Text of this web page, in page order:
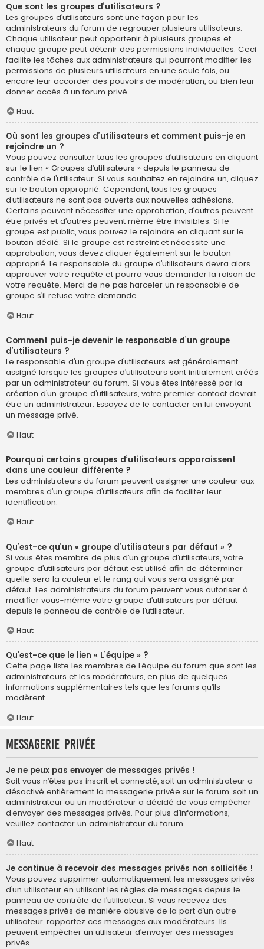
Que sont les groupes d’utilisateurs ?
Les groupes d’utilisateurs sont une façon pour les
administrateurs du forum de regrouper plusieurs utilisateurs.
Chaque utilisateur peut appartenir à plusieurs groupes et
chaque groupe peut détenir des permissions individuelles. Ceci
facilite les tâches aux administrateurs qui pourront modifier les
permissions de plusieurs utilisateurs en une seule fois, ou
encore leur accorder des pouvoirs de modération, ou bien leur
donner accès à un forum privé.
Haut
Où sont les groupes d’utilisateurs et comment puis-je en
rejoindre un ?
Vous pouvez consulter tous les groupes d’utilisateurs en cliquant
sur le lien « Groupes d’utilisateurs » depuis le panneau de
contrôle de l’utilisateur. Si vous souhaitez en rejoindre un, cliquez
sur le bouton approprié. Cependant, tous les groupes
d’utilisateurs ne sont pas ouverts aux nouvelles adhésions.
Certains peuvent nécessiter une approbation, d’autres peuvent
être privés et d’autres peuvent même être invisibles. Si le
groupe est public, vous pouvez le rejoindre en cliquant sur le
bouton dédié. Si le groupe est restreint et nécessite une
approbation, vous devez cliquer également sur le bouton
approprié. Le responsable du groupe d’utilisateurs devra alors
approuver votre requête et pourra vous demander la raison de
votre requête. Merci de ne pas harceler un responsable de
groupe s’il refuse votre demande.
Haut
Comment puis-je devenir le responsable d’un groupe
d’utilisateurs ?
Le responsable d’un groupe d’utilisateurs est généralement
assigné lorsque les groupes d’utilisateurs sont initialement créés
par un administrateur du forum. Si vous êtes intéressé par la
création d’un groupe d’utilisateurs, votre premier contact devrait
être un administrateur. Essayez de le contacter en lui envoyant
un message privé.
Haut
Pourquoi certains groupes d’utilisateurs apparaissent
dans une couleur différente ?
Les administrateurs du forum peuvent assigner une couleur aux
membres d’un groupe d’utilisateurs afin de faciliter leur
identification.
Haut
Qu’est-ce qu’un « groupe d’utilisateurs par défaut » ?
Si vous êtes membre de plus d’un groupe d’utilisateurs, votre
groupe d’utilisateurs par défaut est utilisé afin de déterminer
quelle sera la couleur et le rang qui vous sera assigné par
défaut. Les administrateurs du forum peuvent vous autoriser à
modifier vous-même votre groupe d’utilisateurs par défaut
depuis le panneau de contrôle de l’utilisateur.
Haut
Qu’est-ce que le lien « L’équipe » ?
Cette page liste les membres de l’équipe du forum que sont les
administrateurs et les modérateurs, en plus de quelques
informations supplémentaires tels que les forums qu’ils
modèrent.
Haut
Messagerie privée
Je ne peux pas envoyer de messages privés !
Soit vous n’êtes pas inscrit et connecté, soit un administrateur a
désactivé entièrement la messagerie privée sur le forum, soit un
administrateur ou un modérateur a décidé de vous empêcher
d’envoyer des messages privés. Pour plus d’informations,
veuillez contacter un administrateur du forum.
Haut
Je continue à recevoir des messages privés non sollicités !
Vous pouvez supprimer automatiquement les messages privés
d’un utilisateur en utilisant les règles de messages depuis le
panneau de contrôle de l’utilisateur. Si vous recevez des
messages privés de manière abusive de la part d’un autre
utilisateur, rapportez ces messages aux modérateurs. Ils
peuvent empêcher un utilisateur d’envoyer des messages
privés.